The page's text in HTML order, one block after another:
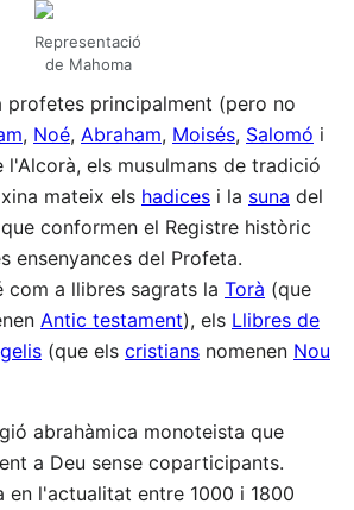
Representació
de Mahoma
profetes principalment (pero no
, Noé, Abraham, Moisés, Salomó i
l'Alcorà, els musulmans de tradició
mateix els hadices i la suna del
conformen el Registre històric
ensenyances del Profeta.
com a llibres sagrats la Torà (que
Antic testament), els Llibres de
(que els cristians nomenen Nou
abrahàmica monoteista que
a Deu sense coparticipants.
en l'actualitat entre 1000 i 1800